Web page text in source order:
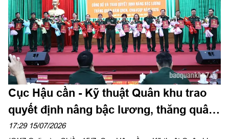
Cục Hậu cần - Kỹ thuật Quân khu trao
quyết định nâng bậc lương, thăng quân
hàm QNCN, CN&VCQP năm 2026
17:29 15/07/2026